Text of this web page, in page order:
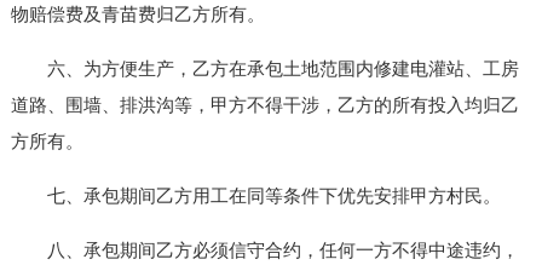
物赔偿费及青苗费归乙方所有。
六、为方便生产，乙方在承包土地范围内修建电灌站、工房
道路、围墙、排洪沟等，甲方不得干涉，乙方的所有投入均归乙
方所有。
七、承包期间乙方用工在同等条件下优先安排甲方村民。
八、承包期间乙方必须信守合约，任何一方不得中途违约，